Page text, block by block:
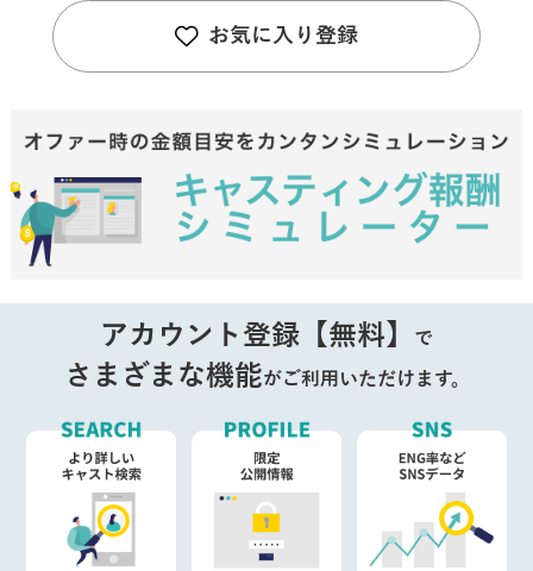
お気に入り登録
アカウント登録【無料】 で
さまざまな機能がご利用いただけます。